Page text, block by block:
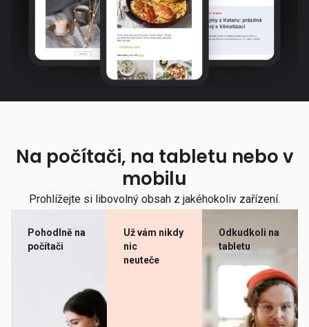
Na počítači, na tabletu nebo v
mobilu
Prohlížejte si libovolný obsah z jakéhokoliv zařízení.
Pohodlně na
počítači
Už vám nikdy
nic
neuteče
Odkudkoli na
tabletu